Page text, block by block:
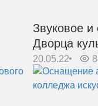
Звуковое и
Дворца
20.05.22